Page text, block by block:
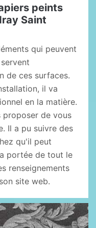
peints
Saint
qui peuvent
de ces surfaces.
il va
en la matière.
proposer de vous
Il a pu suivre des
qu'il peut
portée de tout le
renseignements
site web.